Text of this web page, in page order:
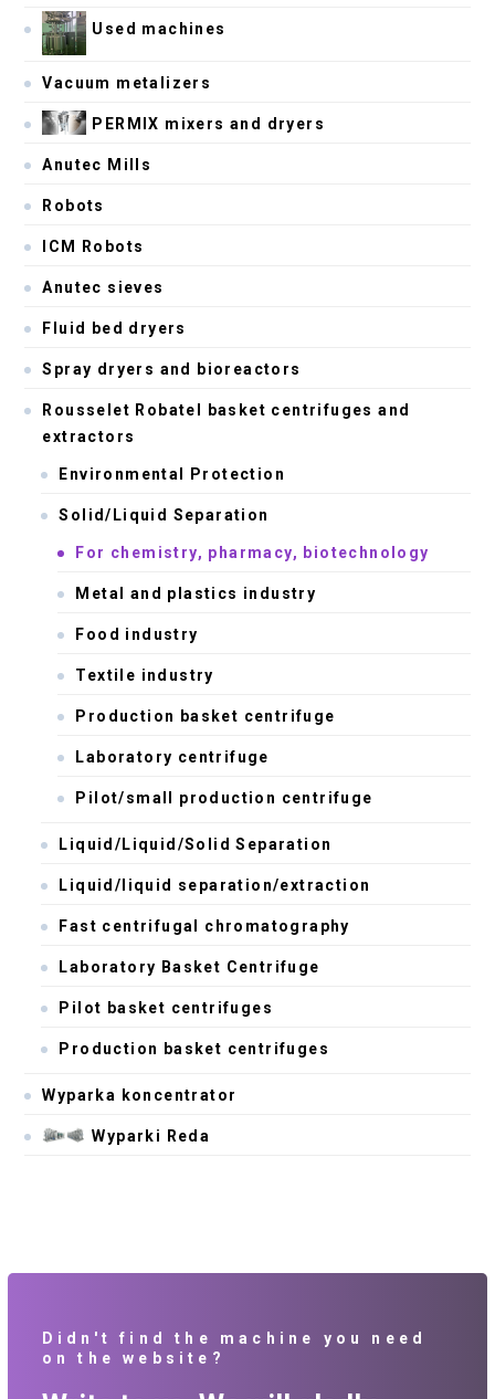
Used machines
Vacuum metalizers
PERMIX mixers and dryers
Anutec Mills
Robots
ICM Robots
Anutec sieves
Fluid bed dryers
Spray dryers and bioreactors
Rousselet Robatel basket centrifuges and
extractors
Environmental Protection
Solid/Liquid Separation
For chemistry, pharmacy, biotechnology
Metal and plastics industry
Food industry
Textile industry
Production basket centrifuge
Laboratory centrifuge
Pilot/small production centrifuge
Liquid/Liquid/Solid Separation
Liquid/liquid separation/extraction
Fast centrifugal chromatography
Laboratory Basket Centrifuge
Pilot basket centrifuges
Production basket centrifuges
Wyparka koncentrator
Wyparki Reda
Didn't find the machine you need
on the website?